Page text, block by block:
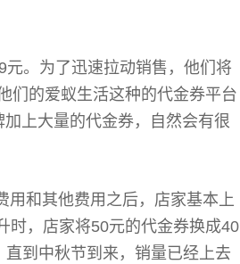
。为了迅速拉动销售，他们将
们的爱蚁生活这种的代金券平台
上大量的代金券，自然会有很
用和其他费用之后，店家基本上
时，店家将50元的代金券换成40
到中秋节到来，销量已经上去